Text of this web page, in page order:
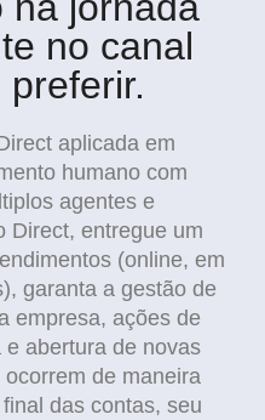
no canal
aplicada em
humano com
agentes e
Direct, entregue um
(online, em
garanta a gestão de
empresa, ações de
abertura de novas
de maneira
das contas, seu